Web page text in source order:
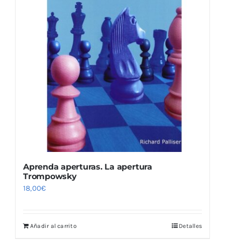
Aprenda aperturas. La apertura
Trompowsky
18,00€
Añadir al carrito Detalles